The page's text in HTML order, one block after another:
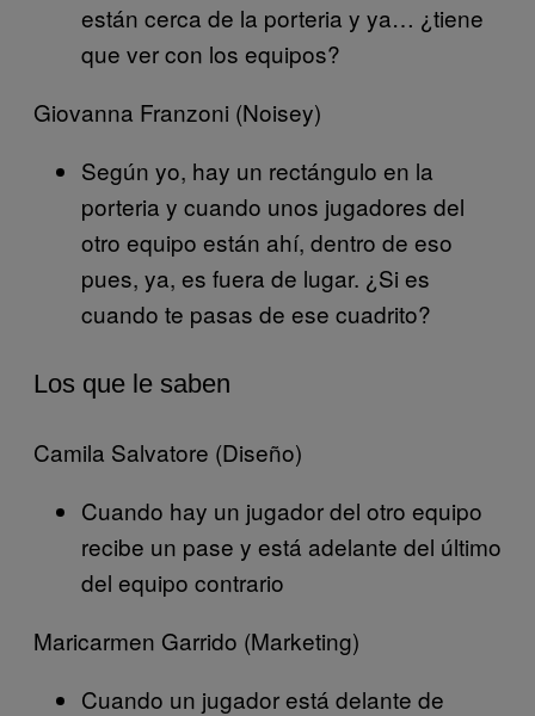
están cerca de la porteria y ya… ¿tiene
que ver con los equipos?
Giovanna Franzoni (Noisey)
Según yo, hay un rectángulo en la
porteria y cuando unos jugadores del
otro equipo están ahí, dentro de eso
pues, ya, es fuera de lugar. ¿Si es
cuando te pasas de ese cuadrito?
Los que le saben
Camila Salvatore (Diseño)
Cuando hay un jugador del otro equipo
recibe un pase y está adelante del último
del equipo contrario
Maricarmen Garrido (Marketing)
Cuando un jugador está delante de